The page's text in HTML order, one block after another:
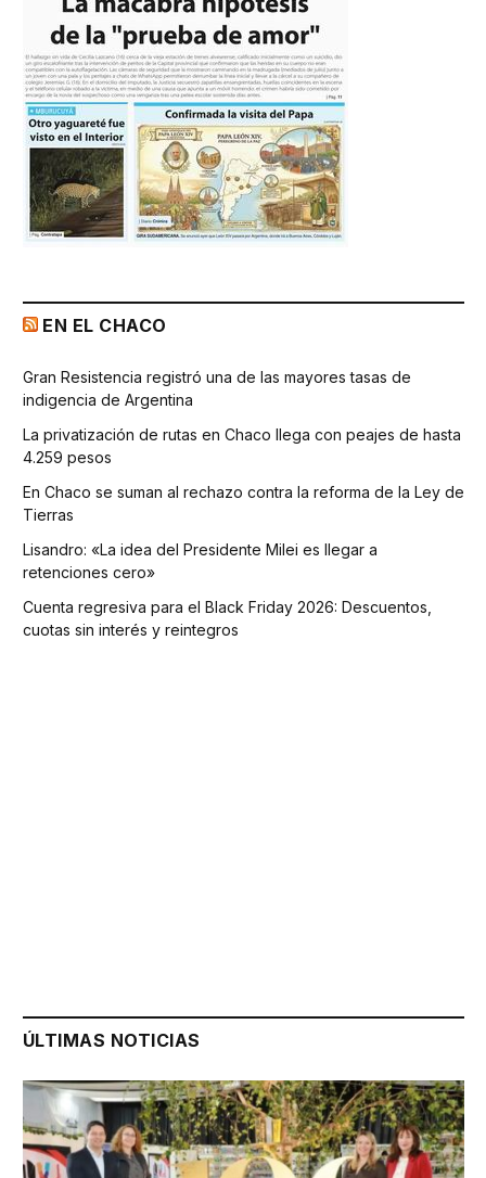
EN EL CHACO
Gran Resistencia registró una de las mayores tasas de
indigencia de Argentina
La privatización de rutas en Chaco llega con peajes de hasta
4.259 pesos
En Chaco se suman al rechazo contra la reforma de la Ley de
Tierras
Lisandro: «La idea del Presidente Milei es llegar a
retenciones cero»
Cuenta regresiva para el Black Friday 2026: Descuentos,
cuotas sin interés y reintegros
ÚLTIMAS NOTICIAS